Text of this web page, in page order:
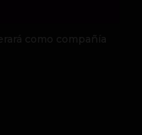
como compañía